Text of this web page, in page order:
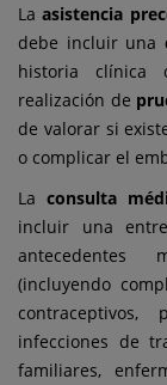
Laasistencia
debe incluir una
historia clínica
realización de
de valorar si
o complicar el
La consulta
incluir una
antecedentes
(incluyendo
contraceptivos,
infecciones de
familiares,